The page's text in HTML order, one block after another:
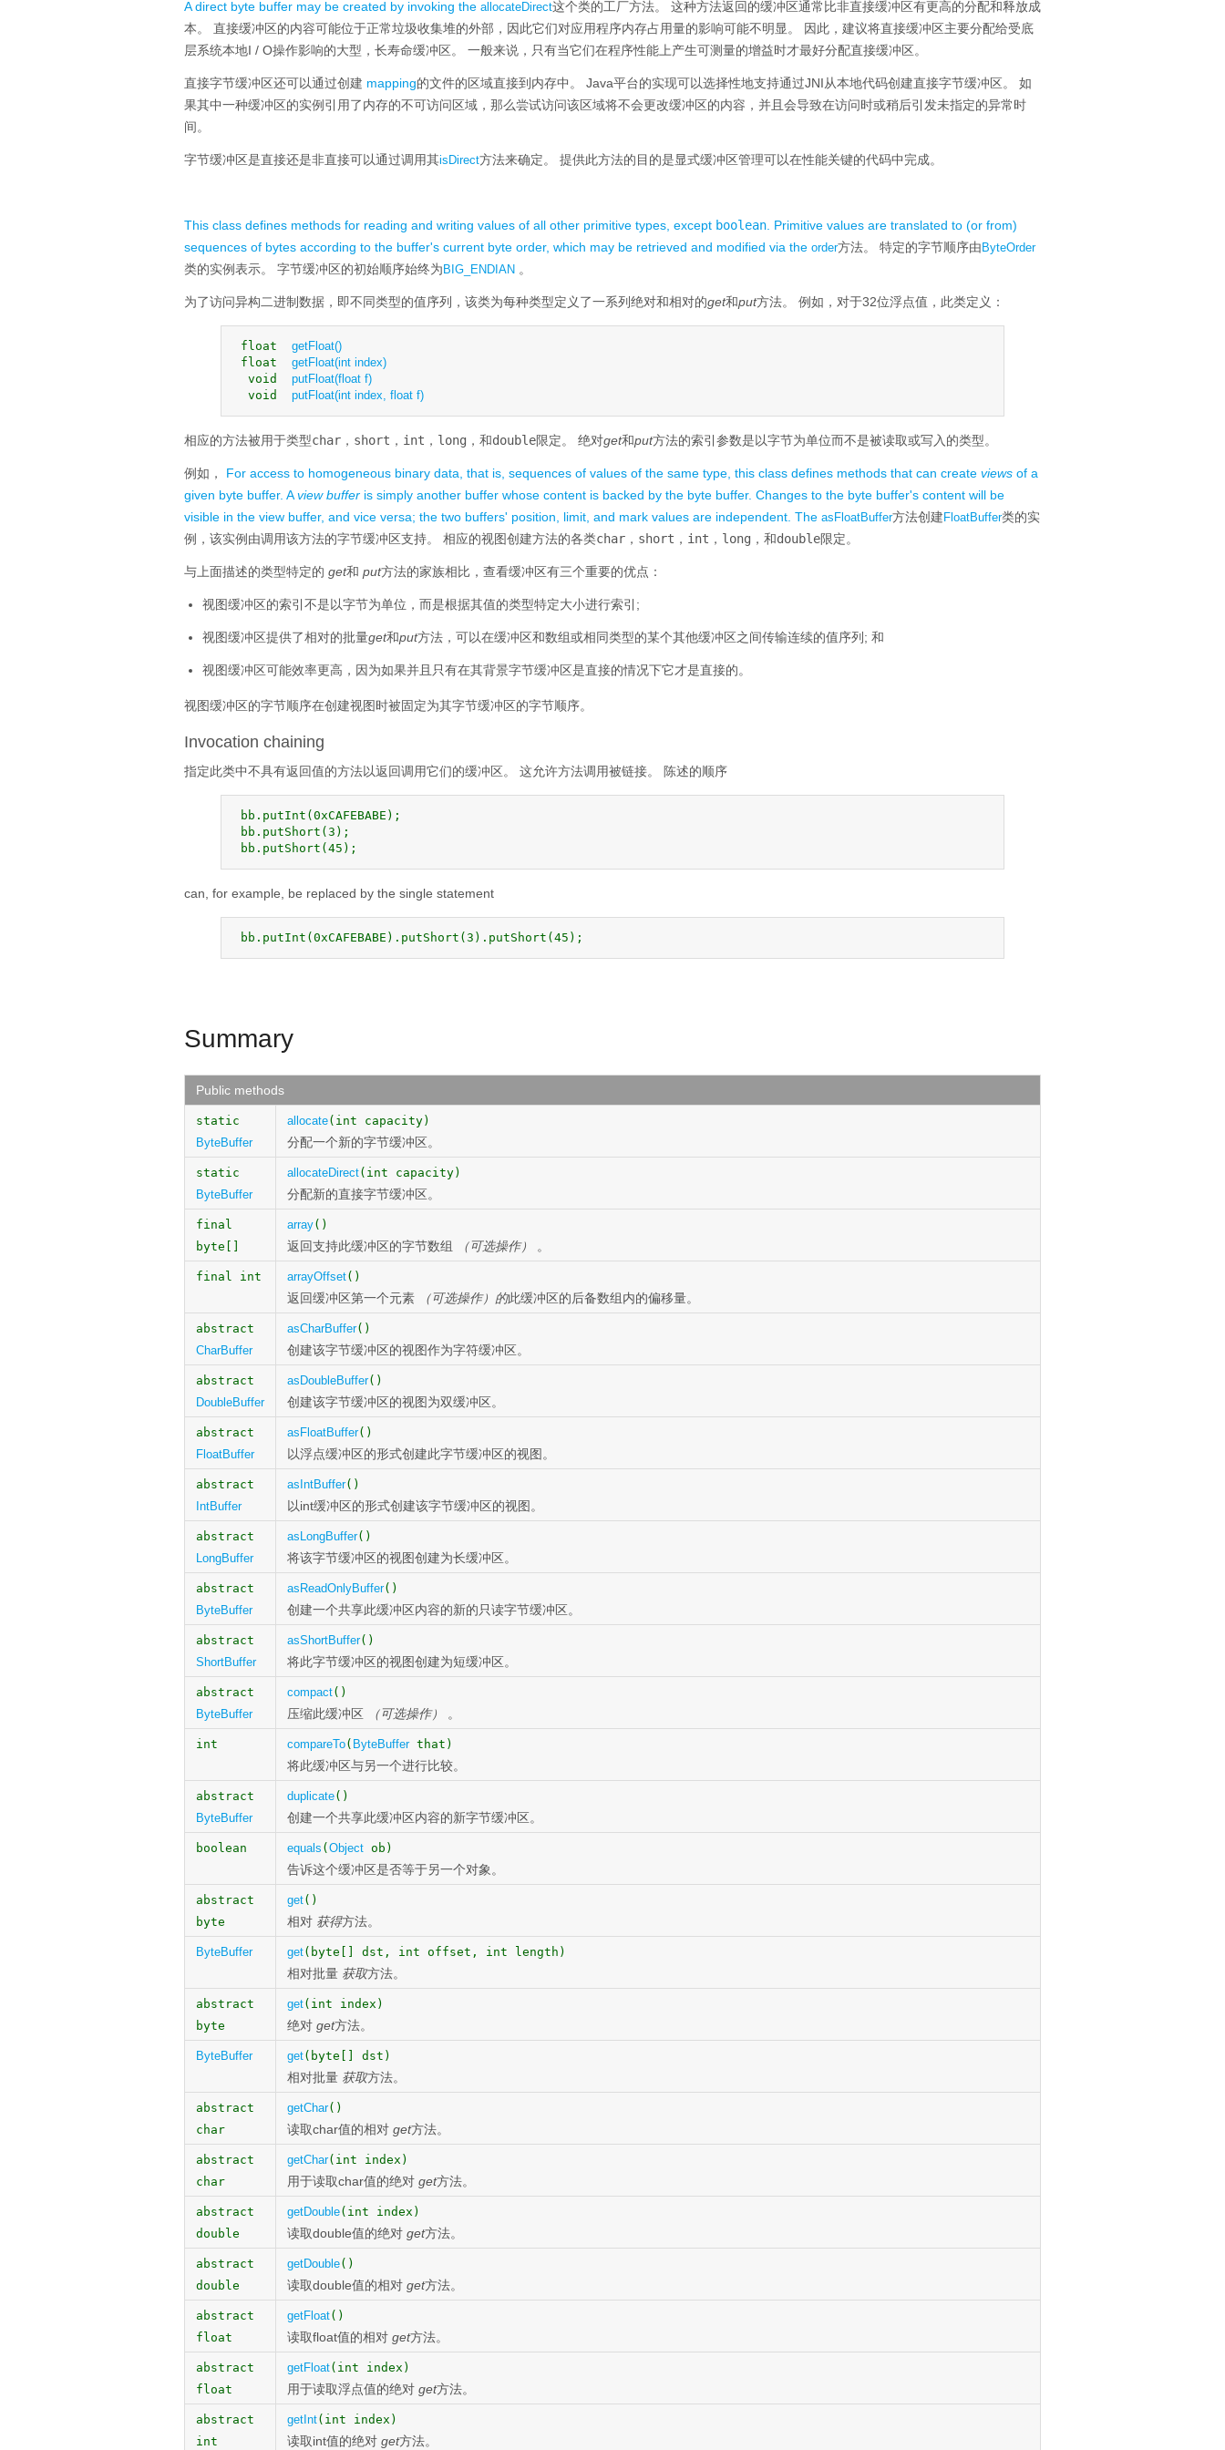
A direct byte buffer may be created by invoking the allocateDirect这个类的工厂方法。
这种方法返回的缓冲区通常比非直接缓冲区有更高的分配和释放成
本。
直接缓冲区的内容可能位于正常垃圾收集堆的外部，因此它们对应用程序内存占用量的影响可能不明显。
因此，建议将直接缓冲区主要分配给受底
层系统本地I / O操作影响的大型，长寿命缓冲区。
一般来说，只有当它们在程序性能上产生可测量的增益时才最好分配直接缓冲区。
直接字节缓冲区还可以通过创建 mapping的文件的区域直接到内存中。 Java平台的实现可以选择性地支持通过JNI从本地代码创建直接字节缓冲区。
如
果其中一种缓冲区的实例引用了内存的不可访问区域，那么尝试访问该区域将不会更改缓冲区的内容，并且会导致在访问时或稍后引发未指定的异常时
间。
字节缓冲区是直接还是非直接可以通过调用其isDirect方法来确定。 提供此方法的目的是显式缓冲区管理可以在性能关键的代码中完成。
This class defines methods for reading and writing values of all other primitive types, except boolean . Primitive values are translated to (or from)
sequences of bytes according to the buffer's current byte order, which may be retrieved and modified via the order方法。 特定的字节顺序由 ByteOrder
类的实例表示。 字节缓冲区的初始顺序始终为 BIG_ENDIAN 。
为了访问异构二进制数据，即不同类型的值序列，该类为每种类型定义了一系列绝对和相对的get和put方法。 例如，对于32位浮点值，此类定义：
float getFloat()
float getFloat(int index)
  void
putFloat(float f)
  void
putFloat(int index, float f)
相应的方法被用于类型char，short，int，long， 和double限定。 绝对get和put方法的索引参数是以字节为单位而不是被读取或写入的类型。
例如， For access to homogeneous binary data, that is, sequences of values of the same type, this class defines methods that can create views of a
given byte buffer. Aview buffer is simply another buffer whose content is backed by the byte buffer. Changes to the byte buffer's content will be
visible in the view buffer, and vice versa; the two buffers' position, limit, and mark values are independent. The asFloatBuffer方法创建 FloatBuffer类的实
例，该实例由调用该方法的字节缓冲区支持。
相应的视图创建方法的各类char，short，int，long， 和double限定。
与上面描述的类型特定的 get和 put方法的家族相比，查看缓冲区有三个重要的优点：
视图缓冲区的索引不是以字节为单位，而是根据其值的类型特定大小进行索引;
视图缓冲区提供了相对的批量get和put方法，可以在缓冲区和数组或相同类型的某个其他缓冲区之间传输连续的值序列; 和
视图缓冲区可能效率更高，因为如果并且只有在其背景字节缓冲区是直接的情况下它才是直接的。
视图缓冲区的字节顺序在创建视图时被固定为其字节缓冲区的字节顺序。
Invocation chaining
指定此类中不具有返回值的方法以返回调用它们的缓冲区。 这允许方法调用被链接。 陈述的顺序
bb.putInt(0xCAFEBABE);
bb.putShort(3);
bb.putShort(45);
can, for example, be replaced by the single statement
bb.putInt(0xCAFEBABE).putShort(3).putShort(45);
Summary
Public methods
static
ByteBuffer
allocate(int capacity)
分配一个新的字节缓冲区。
static
ByteBuffer
allocateDirect(int capacity)
分配新的直接字节缓冲区。
final
byte[]
array()
返回支持此缓冲区的字节数组 （可选操作） 。
final int arrayOffset()
返回缓冲区第一个元素 （可选操作）的此缓冲区的后备数组内的偏移量。
abstract
CharBuffer
asCharBuffer()
创建该字节缓冲区的视图作为字符缓冲区。
abstract
DoubleBuffer
asDoubleBuffer()
创建该字节缓冲区的视图为双缓冲区。
abstract
FloatBuffer
asFloatBuffer()
以浮点缓冲区的形式创建此字节缓冲区的视图。
abstract
IntBuffer
asIntBuffer()
以int缓冲区的形式创建该字节缓冲区的视图。
abstract
LongBuffer
asLongBuffer()
将该字节缓冲区的视图创建为长缓冲区。
abstract
ByteBuffer
asReadOnlyBuffer()
创建一个共享此缓冲区内容的新的只读字节缓冲区。
abstract
ShortBuffer
asShortBuffer()
将此字节缓冲区的视图创建为短缓冲区。
abstract
ByteBuffer
compact()
压缩此缓冲区 （可选操作） 。
int compareTo( ByteBufferthat)
将此缓冲区与另一个进行比较。
abstract
ByteBuffer
duplicate()
创建一个共享此缓冲区内容的新字节缓冲区。
boolean equals ( Object ob)
告诉这个缓冲区是否等于另一个对象。
abstract
byte
get()
相对 获得方法。
ByteBuffer get(byte[] dst, int offset, int length)
相对批量 获取方法。
abstract
byte
get(int index)
绝对 get方法。
ByteBuffer get(byte[] dst)
相对批量 获取方法。
abstract
char
getChar()
读取char值的相对 get方法。
abstract
char
getChar(int index)
用于读取char值的绝对 get方法。
abstract
double
getDouble(int index)
读取double值的绝对 get方法。
abstract
double
getDouble()
读取double值的相对 get方法。
abstract
float
getFloat()
读取float值的相对 get方法。
abstract
float
getFloat(int index)
用于读取浮点值的绝对 get方法。
abstract
int
getInt(int index)
读取int值的绝对 get方法。